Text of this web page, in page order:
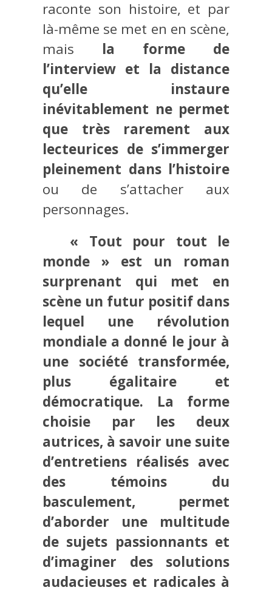
raconte son histoire, et par
là-même se met en en scène,
mais la forme de
l’interview et la distance
qu’elle instaure
inévitablement ne permet
que très rarement aux
lecteurices de s’immerger
pleinement dans l’histoire
ou de s’attacher aux
personnages.
« Tout pour tout le
monde » est un roman
surprenant qui met en
scène un futur positif dans
lequel une révolution
mondiale a donné le jour à
une société transformée,
plus égalitaire et
démocratique. La forme
choisie par les deux
autrices, à savoir une suite
d’entretiens réalisés avec
des témoins du
basculement, permet
d’aborder une multitude
de sujets passionnants et
d’imaginer des solutions
audacieuses et radicales à